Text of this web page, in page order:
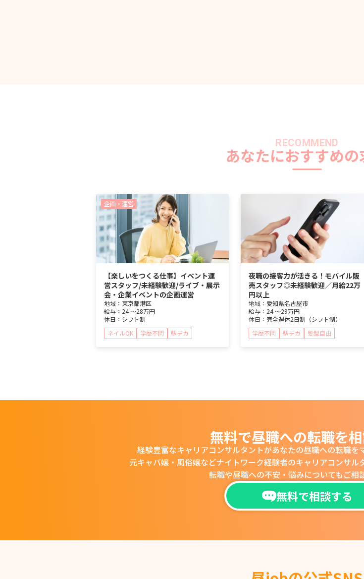
RECOMMEND
あなたにおすすめの
企画・運営
【楽しいをつくる仕事】イベント運
営スタッフ/未経験歓迎/ライブ・展示
会・企業イベントの企画運営
地域： 東京都港区
給与： 24 ～28万円
休日： シフト制
ネイルOK
学歴不問 駅チカ
夜職の接客力が活きる！モバイル販
売スタッフ◎未経験歓迎／月給22万
円以上
地域： 愛知県名古屋市
給与： 24 ～29万円
休日： 完全週休2日制（シフト制）
学歴不問
駅チカ 髪型自由
無料で昼職への転職を
経験豊富なキャリアコンサルタントがあなたの昼職への転職を
元キャバ嬢・風俗嬢などナイトワーク経験者のキャリアコンサル
転職や昼職への不安・悩みについてもご相
無料で相談する